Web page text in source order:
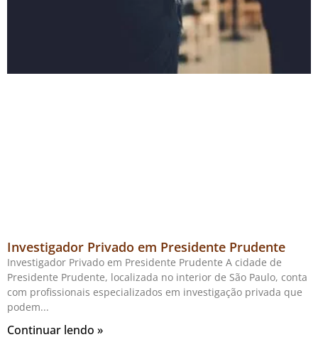
Investigador Privado em Presidente Prudente
Investigador Privado em Presidente Prudente A cidade de
Presidente Prudente, localizada no interior de São Paulo, conta
com profissionais especializados em investigação privada que
podem
Continuar lendo »